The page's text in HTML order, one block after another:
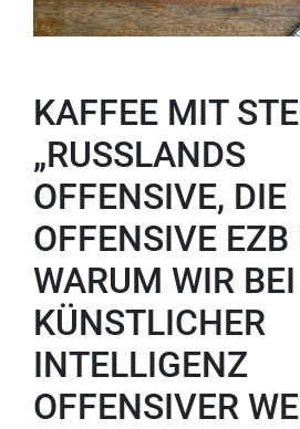
KAFFEE MIT
„RUSSLANDS
OFFENSIVE, DIE
OFFENSIVE EZB
WARUM WIR BEI
KÜNSTLICHER
INTELLIGENZ
OFFENSIVER